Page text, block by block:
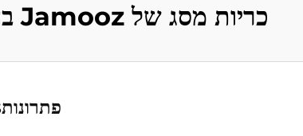
כריות מסג של Jamooz בהשוואה למותגים אחרים בטכנולוגיה של בריאות.
פתרונותolutions מותאמים לשוקות שונים